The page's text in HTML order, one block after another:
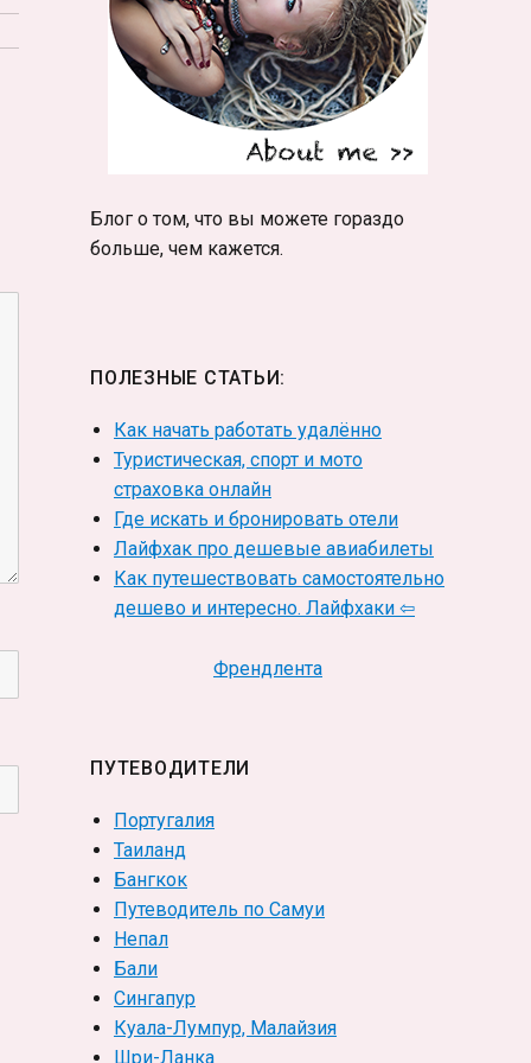
Блог о том, что вы можете гораздо
больше, чем кажется.
ПОЛЕЗНЫЕ СТАТЬИ:
Как начать работать удалённо
Туристическая, спорт и мото
страховка онлайн
Где искать и бронировать отели
Лайфхак про дешевые авиабилеты
Как путешествовать самостоятельно
дешево и интересно. Лайфхаки ⇦
Френдлента
ПУТЕВОДИТЕЛИ
Португалия
Таиланд
Бангкок
Путеводитель по Самуи
Непал
Бали
Сингапур
Куала-Лумпур, Малайзия
Шри-Ланка